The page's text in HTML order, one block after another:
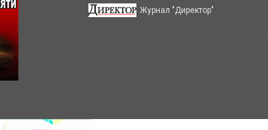
Журнал "Директор"